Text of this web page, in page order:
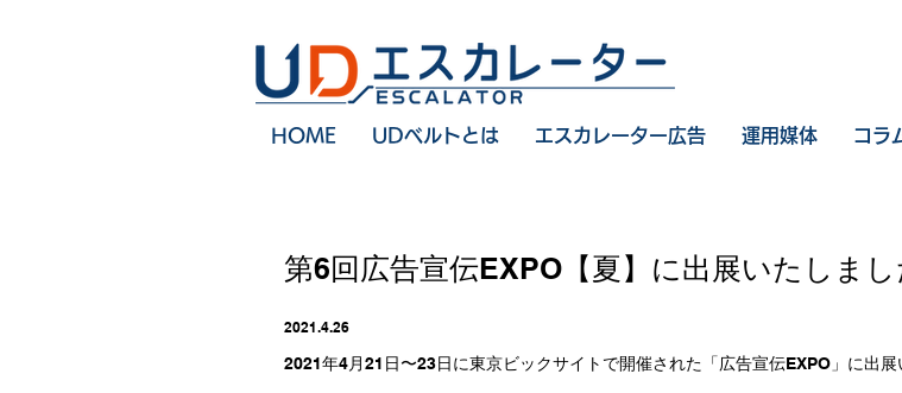
HOME UDベルトとは エスカレーター広告 運用媒体 コラ
第6回広告宣伝EXPO【夏】に出展いたしまし
2021.4.26
2021年4月21日〜23日に東京ビックサイトで開催された「広告宣伝EXPO」に出展